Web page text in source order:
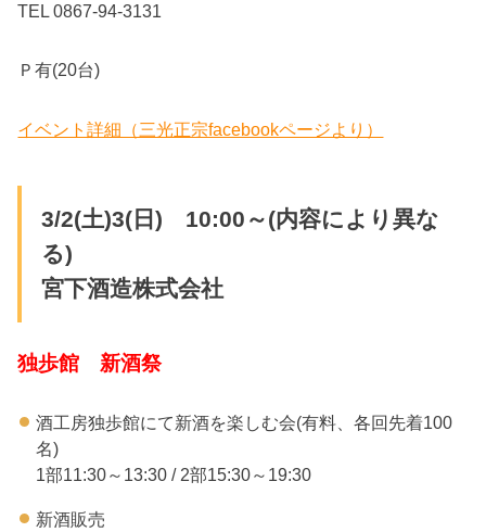
TEL 0867-94-3131
Ｐ有(20台)
イベント詳細（三光正宗facebookページより）
3/2(土)3(日) 10:00～(内容により異な
る)
宮下酒造株式会社
独歩館 新酒祭
酒工房独歩館にて新酒を楽しむ会(有料、各回先着100
名)
1部11:30～13:30 / 2部15:30～19:30
新酒販売